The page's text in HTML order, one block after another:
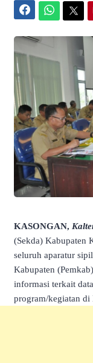
KASONGAN,
(Sekda) Kabupaten
seluruh aparatur
Kabupaten
informasi terkait
program/kegiatan di